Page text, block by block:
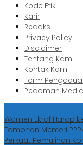
Kode Etik
Karir
Redaksi
Privacy Policy
Disclaimer
Tentang Kami
Kontak Kami
Form
Pedoman
Wamen Ekraf Harap
Tomohon Menteri
Perkuat Pemulihan